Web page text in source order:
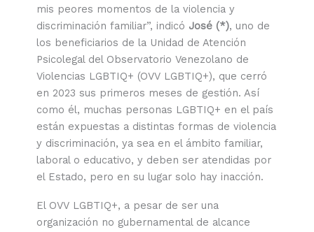
mis peores momentos de la violencia y
discriminación familiar”, indicó José (*), uno de
los beneficiarios de la Unidad de Atención
Psicolegal del Observatorio Venezolano de
Violencias LGBTIQ+ (OVV LGBTIQ+), que cerró
en 2023 sus primeros meses de gestión. Así
como él, muchas personas LGBTIQ+ en el país
están expuestas a distintas formas de violencia
y discriminación, ya sea en el ámbito familiar,
laboral o educativo, y deben ser atendidas por
el Estado, pero en su lugar solo hay inacción.
El OVV LGBTIQ+, a pesar de ser una
organización no gubernamental de alcance